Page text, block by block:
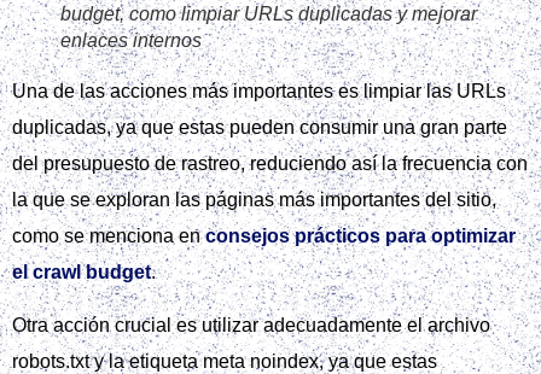
budget, como limpiar URLs duplicadas y mejorar
enlaces internos
Una de las acciones más importantes es limpiar las URLs
duplicadas, ya que estas pueden consumir una gran parte
del presupuesto de rastreo, reduciendo así la frecuencia con
la que se exploran las páginas más importantes del sitio,
como se menciona enconsejos prácticos para optimizar
el crawl budget.
Otra acción crucial es utilizar adecuadamente el archivo
robots.txt y la etiqueta meta noindex, ya que estas